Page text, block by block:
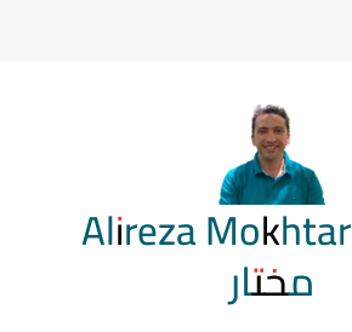
Alireza Mokhtar علیرضا
مختار